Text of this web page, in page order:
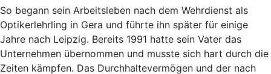
So begann sein Arbeitsleben nach dem Wehrdienst als
Optikerlehrling in Gera und führte ihn später für einige
Jahre nach Leipzig. Bereits 1991 hatte sein Vater das
Unternehmen übernommen und musste sich hart durch die
Zeiten kämpfen. Das Durchhaltevermögen und der nach